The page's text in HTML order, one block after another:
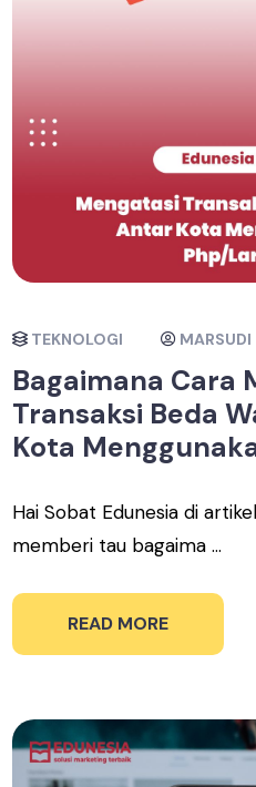
TEKNOLOGI MARSUDI
Bagaimana Cara
Transaksi Beda
Kota
Hai Sobat Edunesia di
memberi tau bagaima ...
READ MORE